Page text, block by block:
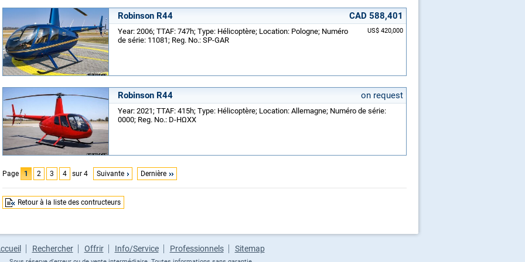
Robinson R44 CAD 588,401
US$ 420,000
Year: 2006; TTAF: 747h; Type: Hélicoptère; Location: Pologne; Numéro
de série: 11081; Reg. No.: SP-GAR
Robinson R44 on request
Year: 2021; TTAF: 415h; Type: Hélicoptère; Location: Allemagne; Numéro de série:
0000; Reg. No.: D-HΩXX
Page 1 2 3 4 sur 4 Suivante Dernière
Retour à la liste des contructeurs
Rechercher Offrir Info/Service Professionnels Sitemap